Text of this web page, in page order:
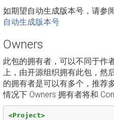
如期望自动生成版本号，请参
自动生成版本号
Owners
此包的拥有者，可以不同于作
上，由开源组织拥有此包，然
的拥有者是可以有多个，推荐
情况下 Owners 拥有者将和
<Project>